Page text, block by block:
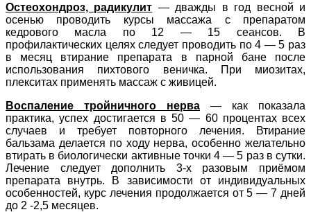
Остеохондроз, радикулит — дважды в год весной и
осенью проводить курсы массажа с препаратом
кедрового масла по 12 — 15 сеансов. В
профилактических целях следует проводить по 4 — 5 раз
в месяц втирание препарата в парной бане после
использования пихтового веничка. При миозитах,
плекситах применять массаж с живицей.
Воспаление тройничного нерва
— как показала
практика, успех достигается в 50 — 60 процентах всех
случаев и требует повторного лечения. Втирание
бальзама делается по ходу нерва, особенно желательно
втирать в биологически активные точки 4 — 5 раз в сутки.
Лечение следует дополнить 3-х разовым приёмом
препарата внутрь. В зависимости от индивидуальных
особенностей, курс лечения продолжается от 5 — 7 дней
до 2 -2,5 месяцев.